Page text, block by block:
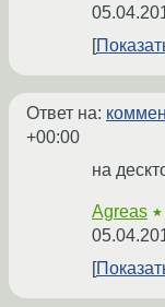
Ответ на:
+00:00
на
Agreas ★